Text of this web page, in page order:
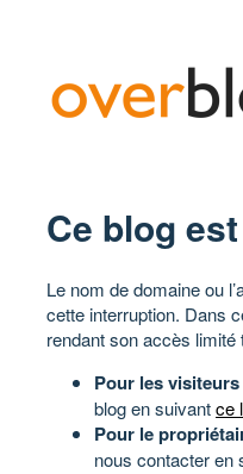
Ce blog
Le nom de domaine ou
cette interruption. Dans
rendant son accès limité
Pour les visiteurs
blog en suivantce
Pour le
nous contacter en